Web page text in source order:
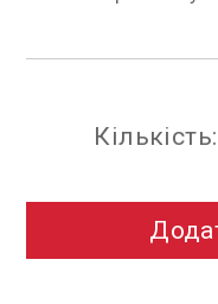
Кількість: